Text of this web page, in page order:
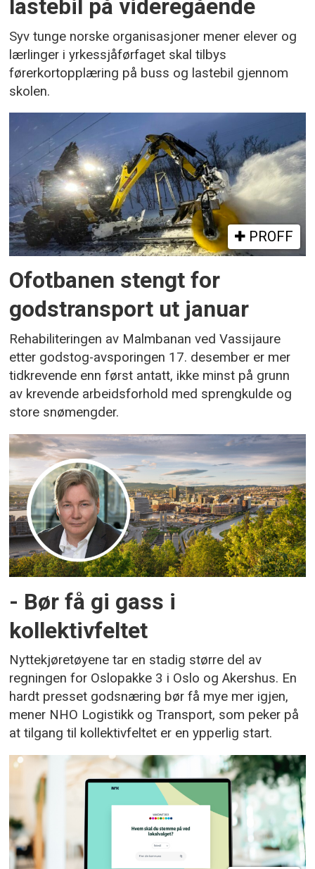
lastebil på videregående
Syv tunge norske organisasjoner mener elever og
lærlinger i yrkessjåførfaget skal tilbys
førerkortopplæring på buss og lastebil gjennom
skolen.
PROFF
Ofotbanen stengt for
godstransport ut januar
Rehabiliteringen av Malmbanan ved Vassijaure
etter godstog-avsporingen 17. desember er mer
tidkrevende enn først antatt, ikke minst på grunn
av krevende arbeidsforhold med sprengkulde og
store snømengder.
- Bør få gi gass i
kollektivfeltet
Nyttekjøretøyene tar en stadig større del av
regningen for Oslopakke 3 i Oslo og Akershus. En
hardt presset godsnæring bør få mye mer igjen,
mener NHO Logistikk og Transport, som peker på
at tilgang til kollektivfeltet er en ypperlig start.